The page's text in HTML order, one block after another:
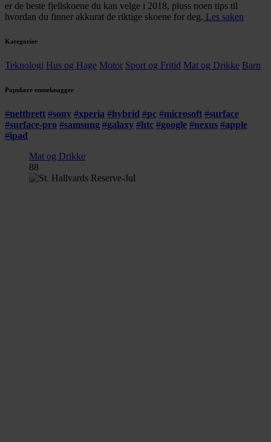
er de beste fjellskoene du kan velge i 2018, pluss noen tips til
hvordan du finner akkurat de riktige skoene for deg. Les saken
Kategorier
Teknologi Hus og Hage Motor Sport og Fritid Mat og Drikke Barn
Populære emneknagger
#nettbrett #sony #xperia #hybrid #pc #microsoft #surface
#surface-pro #samsung #galaxy #htc #google #nexus #apple
#ipad
Mat og Drikke
88